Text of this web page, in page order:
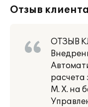
Отзыв клиента
ОТЗЫВ
расчета
М. Х. на